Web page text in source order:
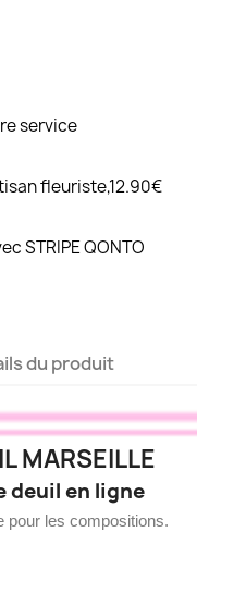
service
fleuriste,12.90€
STRIPE QONTO
du produit
MARSEILLE
en ligne
pour les compositions.